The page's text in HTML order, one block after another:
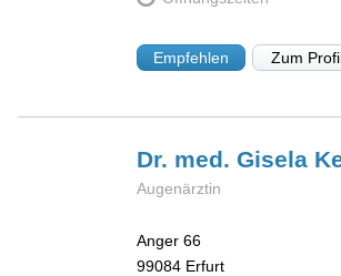
Empfehlen Zum
Dr. med. Gisela
Augenärztin
Anger 66
99084 Erfurt